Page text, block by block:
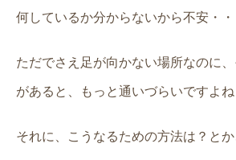
何しているか分からないから不安・・
ただでさえ足が向かない場所なのに
があると、もっと通いづらいですよね
それに、こうなるための方法は？とか